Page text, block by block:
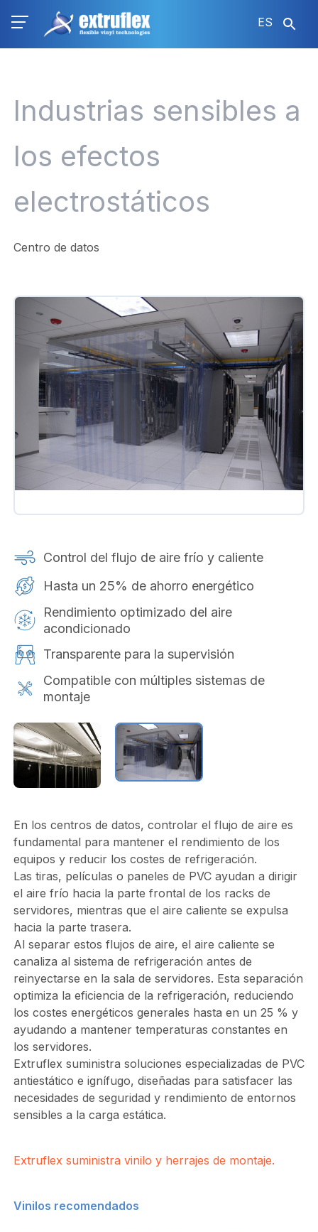
ES
Industrias sensibles a
los efectos
electrostáticos
Centro de datos
Control del flujo de aire frío y caliente
Hasta un 25% de ahorro energético
Rendimiento optimizado del aire
acondicionado
Transparente para la supervisión
Compatible con múltiples sistemas de
montaje
En los centros de datos, controlar el flujo de aire es
fundamental para mantener el rendimiento de los
equipos y reducir los costes de refrigeración.
Las tiras, películas o paneles de PVC ayudan a dirigir
el aire frío hacia la parte frontal de los racks de
servidores, mientras que el aire caliente se expulsa
hacia la parte trasera.
Al separar estos flujos de aire, el aire caliente se
canaliza al sistema de refrigeración antes de
reinyectarse en la sala de servidores. Esta separación
optimiza la eficiencia de la refrigeración, reduciendo
los costes energéticos generales hasta en un 25 % y
ayudando a mantener temperaturas constantes en
los servidores.
Extruflex suministra soluciones especializadas de PVC
antiestático e ignífugo, diseñadas para satisfacer las
necesidades de seguridad y rendimiento de entornos
sensibles a la carga estática.
Extruflex suministra vinilo y herrajes de montaje.
Vinilos recomendados